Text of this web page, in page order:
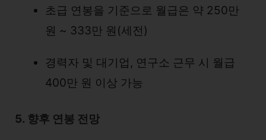
초급 연봉을 기준으로 월급은 약 250만
원 ~ 333만 원(세전)
경력자 및 대기업, 연구소 근무 시 월급
400만 원 이상 가능
5. 향후 연봉 전망